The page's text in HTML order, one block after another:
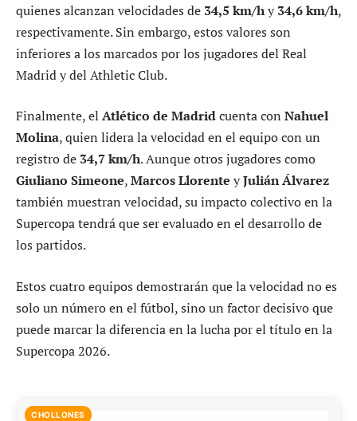
quienes alcanzan velocidades de 34,5 km/hy34,6 km/h,
respectivamente. Sin embargo, estos valores son
inferiores a los marcados por los jugadores del Real
Madrid y del Athletic Club.
Finalmente, el Atlético de Madridcuenta con Nahuel
Molina, quien lidera la velocidad en el equipo con un
registro de 34,7 km/h. Aunque otros jugadores como
Giuliano Simeone,Marcos Llorente yJulián Álvarez
también muestran velocidad, su impacto colectivo en la
Supercopa tendrá que ser evaluado en el desarrollo de
los partidos.
Estos cuatro equipos demostrarán que la velocidad no es
solo un número en el fútbol, sino un factor decisivo que
puede marcar la diferencia en la lucha por el título en la
Supercopa 2026.
CHOLLONES